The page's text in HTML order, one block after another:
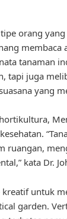
orang
tanaman
tapi juga
yang
ruangan,
kata Dr.
kreatif untuk
garden.